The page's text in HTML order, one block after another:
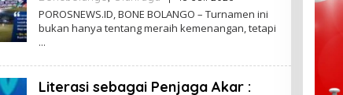
W
S
E
H
O
POROSNEWS.ID, BONE BOLANGO – Turnamen ini
bukan hanya tentang meraih kemenangan, tetapi
Literasi sebagai Penjaga Akar :